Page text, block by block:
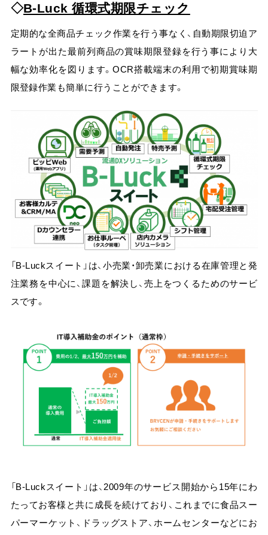
B-Luck 循環式期限チェック
定期的な全商品チェック作業を行う事なく、自動期限切迫ア
ラートが出た最前列商品の賞味期限登録を行う事により大
幅な効率化を図ります。OCR搭載端末の利用で初期賞味期
限登録作業も簡単に行うことができます。
「B-Luckスイート」は、小売業・卸売業における在庫管理と発
注業務を中心に、課題を解決し、売上をつくるためのサービ
スです。
「B-Luckスイート」は、2009年のサービス開始から15年にわ
たってお客様と共に成長を続けており、これまでに食品スー
パーマーケット、ドラッグストア、ホームセンターなどにお